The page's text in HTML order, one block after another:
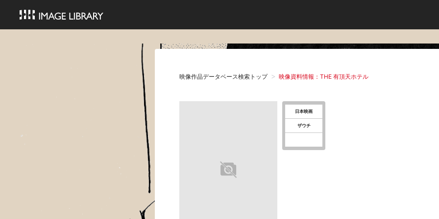
映像作品データベース検索トップ 映像資料情報：THE 有頂天ホテル
日本映画
ザウチ